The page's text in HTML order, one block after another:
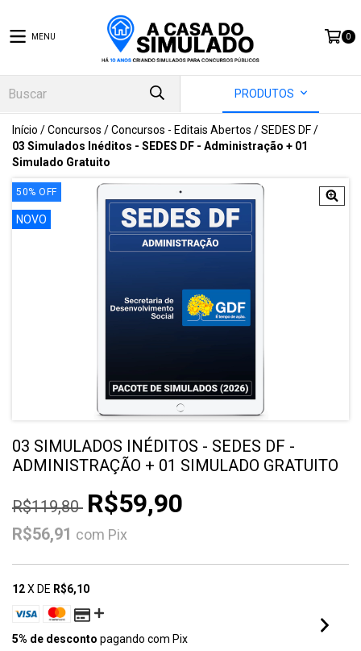
MENU 0
PRODUTOS
Início /Concursos /Concursos - Editais Abertos /SEDES DF/
03 Simulados Inéditos - SEDES DF - Administração + 01
Simulado Gratuito
50% OFF
NOVO
03 SIMULADOS INÉDITOS - SEDES DF -
ADMINISTRAÇÃO + 01 SIMULADO GRATUITO
R$119,80 R$59,90
R$56,91 com Pix
12X DE R$6,10
5% de desconto pagando com Pix